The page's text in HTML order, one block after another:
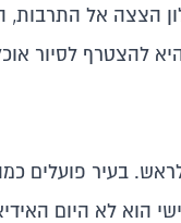
הצצה אל התרבות,
להצטרף לסיור
בעיר פועלים
הוא לא היום